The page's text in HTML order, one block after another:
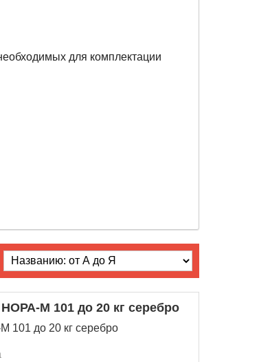
для комплектации
М 101 до 20 кг серебро
101 до 20 кг серебро